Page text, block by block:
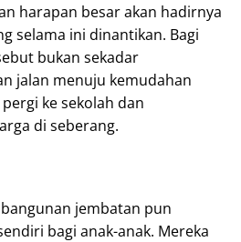
harapan besar akan hadirnya
selama ini dinantikan. Bagi
bukan sekadar
jalan menuju kemudahan
ke sekolah dan
di seberang.
jembatan pun
bagi anak-anak. Mereka